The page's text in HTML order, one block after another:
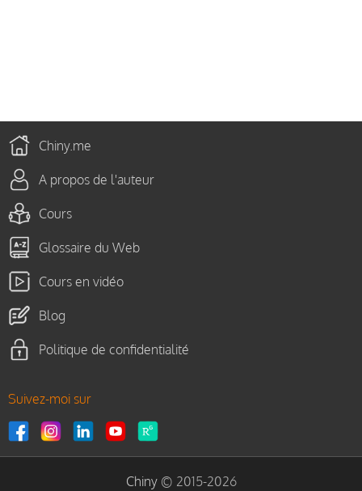
Chiny.me
A propos de l'auteur
Cours
Glossaire du Web
Cours en vidéo
Blog
Politique de confidentialité
Suivez-moi sur
Chiny© 2015-2026